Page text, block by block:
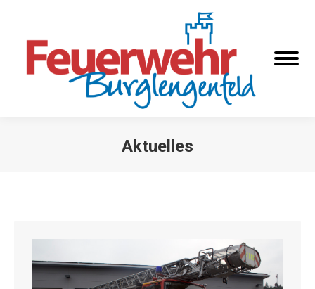
Aktuelles